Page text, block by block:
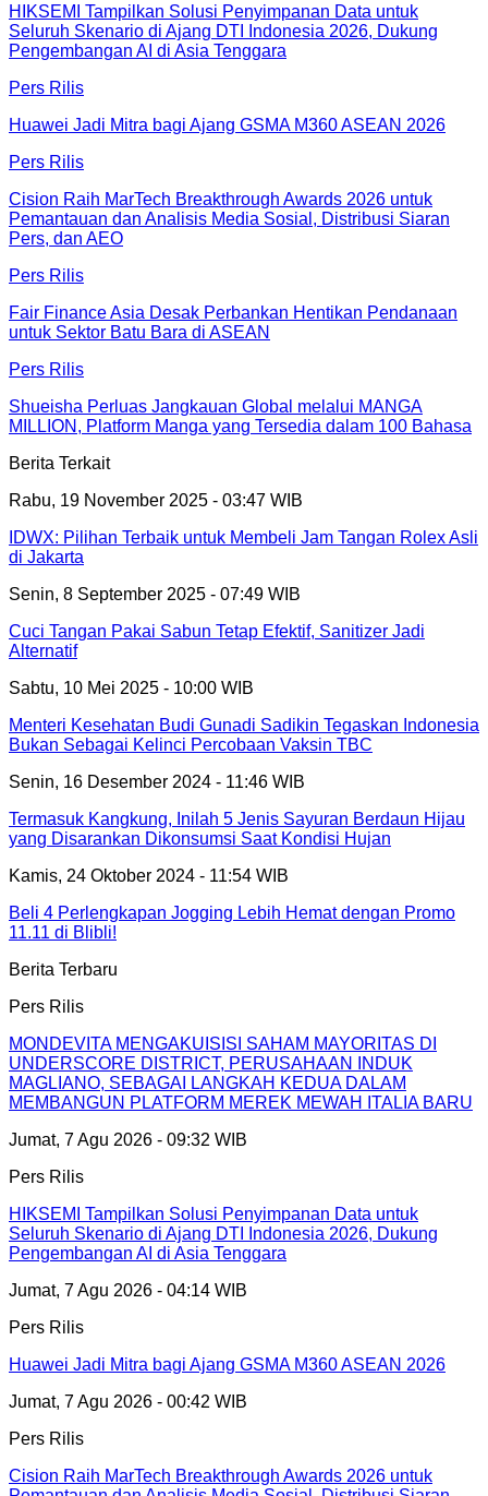
HIKSEMI Tampilkan Solusi Penyimpanan Data untuk
Seluruh Skenario di Ajang DTI Indonesia 2026, Dukung
Pengembangan AI di Asia Tenggara
Pers Rilis
Huawei Jadi Mitra bagi Ajang GSMA M360 ASEAN 2026
Pers Rilis
Cision Raih MarTech Breakthrough Awards 2026 untuk
Pemantauan dan Analisis Media Sosial, Distribusi Siaran
Pers, dan AEO
Pers Rilis
Fair Finance Asia Desak Perbankan Hentikan Pendanaan
untuk Sektor Batu Bara di ASEAN
Pers Rilis
Shueisha Perluas Jangkauan Global melalui MANGA
MILLION, Platform Manga yang Tersedia dalam 100 Bahasa
Berita Terkait
Rabu, 19 November 2025 - 03:47 WIB
IDWX: Pilihan Terbaik untuk Membeli Jam Tangan Rolex Asli
di Jakarta
Senin, 8 September 2025 - 07:49 WIB
Cuci Tangan Pakai Sabun Tetap Efektif, Sanitizer Jadi
Alternatif
Sabtu, 10 Mei 2025 - 10:00 WIB
Menteri Kesehatan Budi Gunadi Sadikin Tegaskan Indonesia
Bukan Sebagai Kelinci Percobaan Vaksin TBC
Senin, 16 Desember 2024 - 11:46 WIB
Termasuk Kangkung, Inilah 5 Jenis Sayuran Berdaun Hijau
yang Disarankan Dikonsumsi Saat Kondisi Hujan
Kamis, 24 Oktober 2024 - 11:54 WIB
Beli 4 Perlengkapan Jogging Lebih Hemat dengan Promo
11.11 di Blibli!
Berita Terbaru
Pers Rilis
MONDEVITA MENGAKUISISI SAHAM MAYORITAS DI
UNDERSCORE DISTRICT, PERUSAHAAN INDUK
MAGLIANO, SEBAGAI LANGKAH KEDUA DALAM
MEMBANGUN PLATFORM MEREK MEWAH ITALIA BARU
Jumat, 7 Agu 2026 - 09:32 WIB
Pers Rilis
HIKSEMI Tampilkan Solusi Penyimpanan Data untuk
Seluruh Skenario di Ajang DTI Indonesia 2026, Dukung
Pengembangan AI di Asia Tenggara
Jumat, 7 Agu 2026 - 04:14 WIB
Pers Rilis
Huawei Jadi Mitra bagi Ajang GSMA M360 ASEAN 2026
Jumat, 7 Agu 2026 - 00:42 WIB
Pers Rilis
Cision Raih MarTech Breakthrough Awards 2026 untuk